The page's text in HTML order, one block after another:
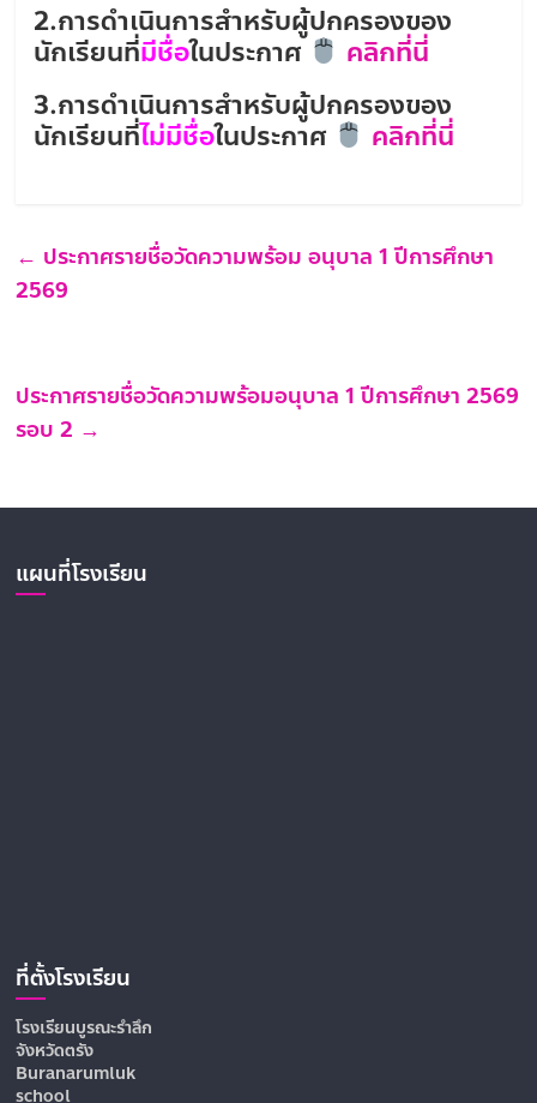
2.การดำเนินการสำหรับผู้ปกครองของ
นักเรียนที่มีชื่อในประกาศ
คลิกที่นี่
3.การดำเนินการสำหรับผู้ปกครองของ
นักเรียนที่ไม่มีชื่อในประกาศ คลิกที่นี่
← ประกาศรายชื่อวัดความพร้อม อนุบาล 1 ปีการศึกษา
2569
ประกาศรายชื่อวัดความพร้อมอนุบาล 1 ปีการศึกษา 2569
รอบ 2 →
แผนที่โรงเรียน
ที่ตั้งโรงเรียน
โรงเรียนบูรณะรำลึก
จังหวัดตรัง
Buranarumluk
school